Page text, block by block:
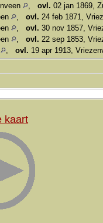
, ovl. 02 jan 1869,
, ovl. 24 feb 1871,
, ovl. 30 nov 1857,
, ovl. 22 sep 1853,
, ovl. 19 apr 1913,
kaart